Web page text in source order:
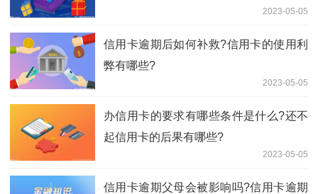
2023-05-05
信用卡逾期后如何补救?信用卡的使用利
弊有哪些?
2023-05-05
办信用卡的要求有哪些条件是什么?还不
起信用卡的后果有哪些?
2023-05-05
信用卡逾期父母会被影响吗?信用卡逾期